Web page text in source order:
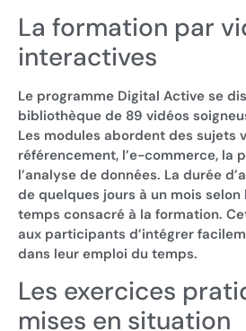
La formation par
interactives
Le programme Digital Active se
bibliothèque de 89 vidéos
Les modules abordent des sujets
référencement, l’e-commerce, la
l’analyse de données. La durée
de quelques jours à un mois
temps consacré à la formation.
aux participants d’intégrer
dans leur emploi du temps.
Les exercices
mises en situation